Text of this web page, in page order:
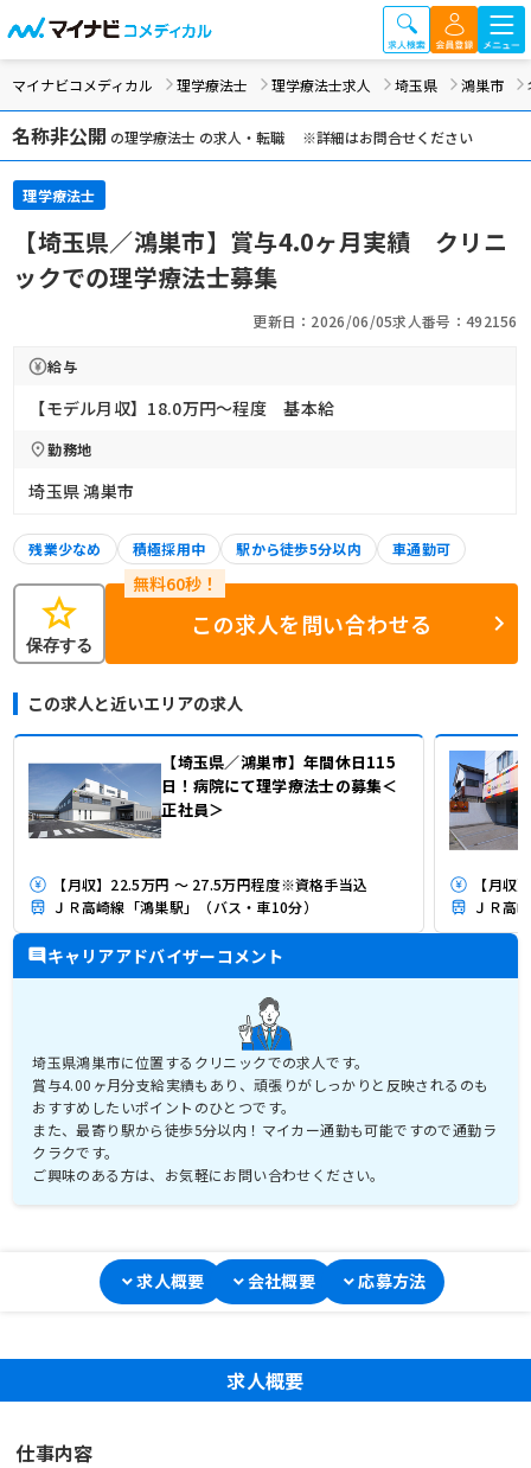
マイナビコメディカル 理学療法士 理学療法士求人 埼玉県 鴻巣市
名称非公開 の理学療法士 の求人・転職 ※詳細はお問合せください
理学療法士
【埼玉県／鴻巣市】賞与4.0ヶ月実績 クリニ
ックでの理学療法士募集
更新日：2026/06/05求人番号：492156
給与
【モデル月収】18.0万円〜程度 基本給
勤務地
埼玉県 鴻巣市
残業少なめ 積極採用中 駅から徒歩5分以内 車通勤可
star
保存する
この求人を問い合わせる
この求人と近いエリアの求人
【埼玉県／鴻巣市】年間休日115
日！病院にて理学療法士の募集＜
正社員＞
【月収】22.5万円 ～ 27.5万円程度※資格手当込
ＪＲ高崎線「鴻巣駅」（バス・車10分）
【月収
ＪＲ高
キャリアアドバイザーコメント
埼玉県鴻巣市に位置するクリニックでの求人です。
賞与4.00ヶ月分支給実績もあり、頑張りがしっかりと反映されるのも
おすすめしたいポイントのひとつです。
また、最寄り駅から徒歩5分以内！マイカー通勤も可能ですので通勤ラ
クラクです。
ご興味のある方は、お気軽にお問い合わせください。
求人概要 会社概要 応募方法
求人概要
仕事内容